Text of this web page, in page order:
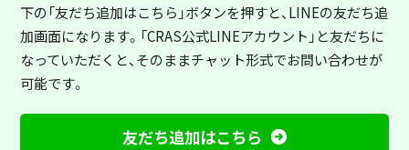
下の「友だち追加はこちら」ボタンを押すと、LINEの友だち追
加画面になります。「CRAS公式LINEアカウント」と友だちに
なっていただくと、そのままチャット形式でお問い合わせが
可能です。
友だち追加はこちら